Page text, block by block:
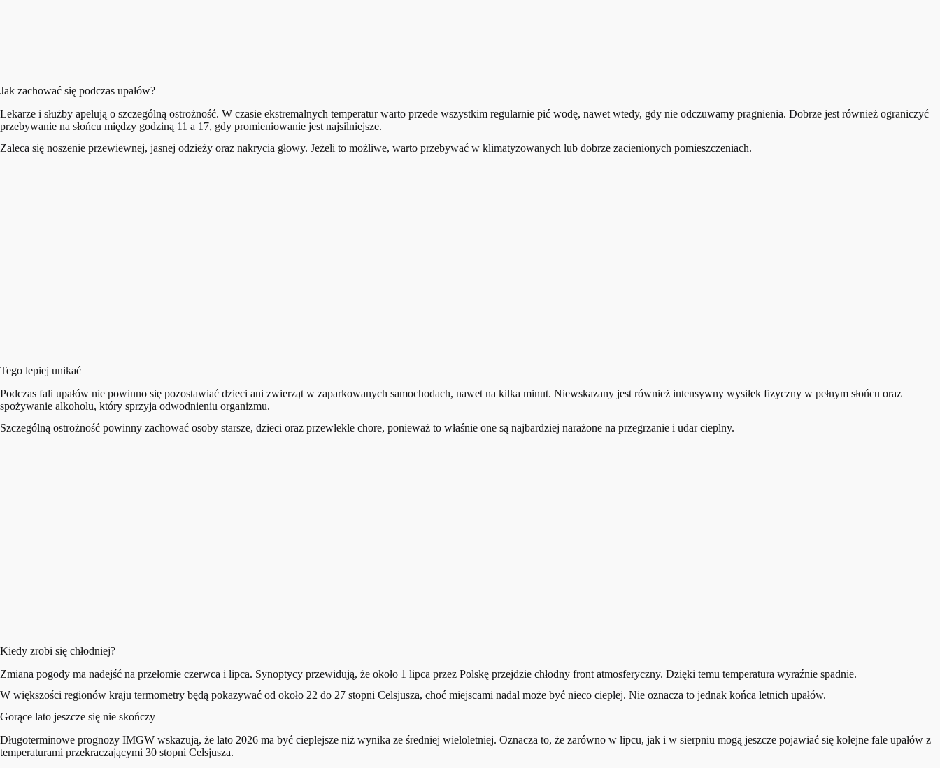
Jak zachować się podczas upałów?
Lekarze i służby apelują o szczególną ostrożność. W czasie ekstremalnych temperatur warto przede wszystkim regularnie pić wodę, nawet wtedy, gdy nie odczuwamy pragnienia. Dobrze jest również ograniczyć
przebywanie na słońcu między godziną 11 a 17, gdy promieniowanie jest najsilniejsze.
Zaleca się noszenie przewiewnej, jasnej odzieży oraz nakrycia głowy. Jeżeli to możliwe, warto przebywać w klimatyzowanych lub dobrze zacienionych pomieszczeniach.
Tego lepiej unikać
Podczas fali upałów nie powinno się pozostawiać dzieci ani zwierząt w zaparkowanych samochodach, nawet na kilka minut. Niewskazany jest również intensywny wysiłek fizyczny w pełnym słońcu oraz
spożywanie alkoholu, który sprzyja odwodnieniu organizmu.
Szczególną ostrożność powinny zachować osoby starsze, dzieci oraz przewlekle chore, ponieważ to właśnie one są najbardziej narażone na przegrzanie i udar cieplny.
Kiedy zrobi się chłodniej?
Zmiana pogody ma nadejść na przełomie czerwca i lipca. Synoptycy przewidują, że około 1 lipca przez Polskę przejdzie chłodny front atmosferyczny. Dzięki temu temperatura wyraźnie spadnie.
W większości regionów kraju termometry będą pokazywać od około 22 do 27 stopni Celsjusza, choć miejscami nadal może być nieco cieplej. Nie oznacza to jednak końca letnich upałów.
Gorące lato jeszcze się nie skończy
Długoterminowe prognozy IMGW wskazują, że lato 2026 ma być cieplejsze niż wynika ze średniej wieloletniej. Oznacza to, że zarówno w lipcu, jak i w sierpniu mogą jeszcze pojawiać się kolejne fale upałów z
temperaturami przekraczającymi 30 stopni Celsjusza.